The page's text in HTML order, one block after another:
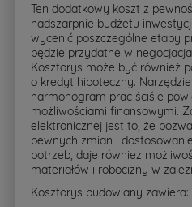
Ten dodatkowy koszt z
nadszarpnie budżetu
wycenić poszczególne etapy
będzie przydatne w
Kosztorys może być również
o kredyt hipoteczny.
harmonogram prac ściśle
możliwościami finansowymi.
elektronicznej jest to, że
pewnych zmian i
potrzeb, daje również
materiałów i robocizny w
Kosztorys budowlany zawiera: